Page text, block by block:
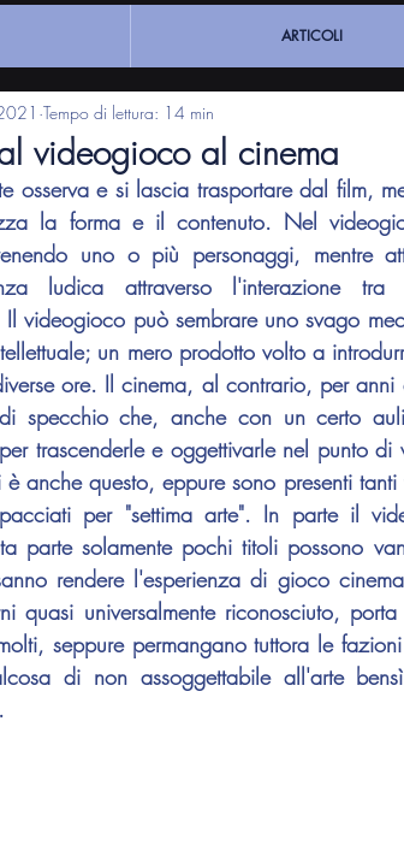
ARTICOLI
videogioco al cinema
Tempo di lettura: 14 min
osserva e si lascia trasportare dal film,
la forma e il contenuto. Nel
uno o più personaggi, mentre
ludica attraverso l'interazione tra
Il videogioco può sembrare uno svago
un mero prodotto volto a
ore. Il cinema, al contrario, per anni
specchio che, anche con un certo
trascenderle e oggettivarle nel punto di
anche questo, eppure sono presenti
per "settima arte". In parte il
parte solamente pochi titoli possono
rendere l'esperienza di gioco
quasi universalmente riconosciuto,
seppure permangano tuttora le
di non assoggettabile all'arte